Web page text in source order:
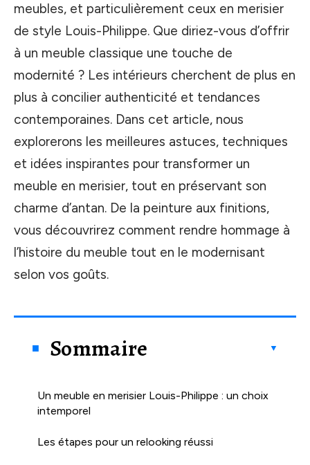
meubles, et particulièrement ceux en merisier
de style Louis-Philippe. Que diriez-vous d’offrir
à un meuble classique une touche de
modernité ? Les intérieurs cherchent de plus en
plus à concilier authenticité et tendances
contemporaines. Dans cet article, nous
explorerons les meilleures astuces, techniques
et idées inspirantes pour transformer un
meuble en merisier, tout en préservant son
charme d’antan. De la peinture aux finitions,
vous découvrirez comment rendre hommage à
l’histoire du meuble tout en le modernisant
selon vos goûts.
Sommaire
Un meuble en merisier Louis-Philippe : un choix
intemporel
Les étapes pour un relooking réussi